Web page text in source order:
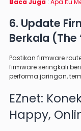
Baca Juga : Apa Itu
6. Update
Berkala (The
Pastikan firmware
firmware seringkali
performa jaringan,
EZnet:
Happy,